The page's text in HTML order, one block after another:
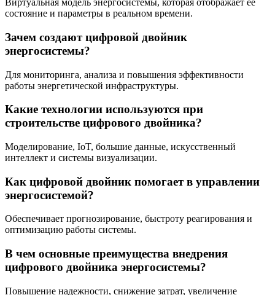
Виртуальная модель энергосистемы, которая отображает её
состояние и параметры в реальном времени.
Зачем создают цифровой двойник
энергосистемы?
Для мониторинга, анализа и повышения эффективности
работы энергетической инфраструктуры.
Какие технологии используются при
строительстве цифрового двойника?
Моделирование, IoT, большие данные, искусственный
интеллект и системы визуализации.
Как цифровой двойник помогает в управлении
энергосистемой?
Обеспечивает прогнозирование, быстроту реагирования и
оптимизацию работы системы.
В чем основные преимущества внедрения
цифрового двойника энергосистемы?
Повышение надежности, снижение затрат, увеличение